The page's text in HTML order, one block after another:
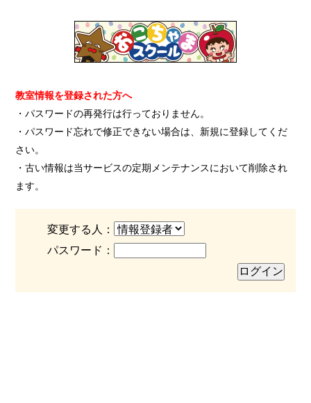
教室情報を登録された方へ
・パスワードの再発行は行っておりません。
・パスワード忘れで修正できない場合は、新規に登録してくだ
さい。
・古い情報は当サービスの定期メンテナンスにおいて削除され
ます。
変更する人：
パスワード：